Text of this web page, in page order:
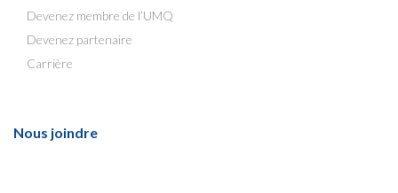
Devenez membre de l’UMQ
Devenez partenaire
Carrière
Nous joindre